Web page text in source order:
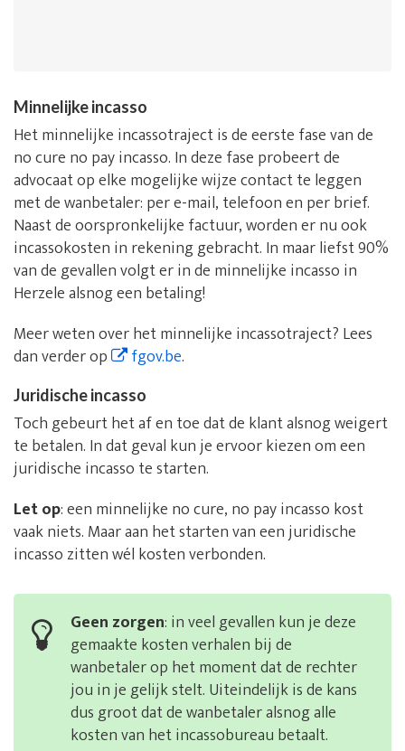
Minnelijke incasso
Het minnelijke incassotraject is de eerste fase van de
no cure no pay incasso. In deze fase probeert de
advocaat op elke mogelijke wijze contact te leggen
met de wanbetaler: per e-mail, telefoon en per brief.
Naast de oorspronkelijke factuur, worden er nu ook
incassokosten in rekening gebracht. In maar liefst 90%
van de gevallen volgt er in de minnelijke incasso in
Herzele alsnog een betaling!
Meer weten over het minnelijke incassotraject? Lees
dan verder op
fgov.be.
Juridische incasso
Toch gebeurt het af en toe dat de klant alsnog weigert
te betalen. In dat geval kun je ervoor kiezen om een
juridische incasso te starten.
Let op: een minnelijke no cure, no pay incasso kost
vaak niets. Maar aan het starten van een juridische
incasso zitten wél kosten verbonden.
Geen zorgen: in veel gevallen kun je deze
gemaakte kosten verhalen bij de
wanbetaler op het moment dat de rechter
jou in je gelijk stelt. Uiteindelijk is de kans
dus groot dat de wanbetaler alsnog alle
kosten van het incassobureau betaalt.